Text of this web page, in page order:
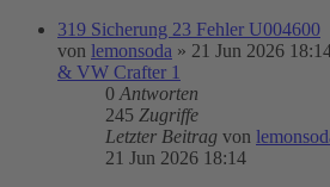
319 Sicherung 23 Fehler U004600
von lemonsoda » 21 Jun 2026
& VW Crafter 1
0 Antworten
245 Zugriffe
Letzter Beitrag von
21 Jun 2026 18:14